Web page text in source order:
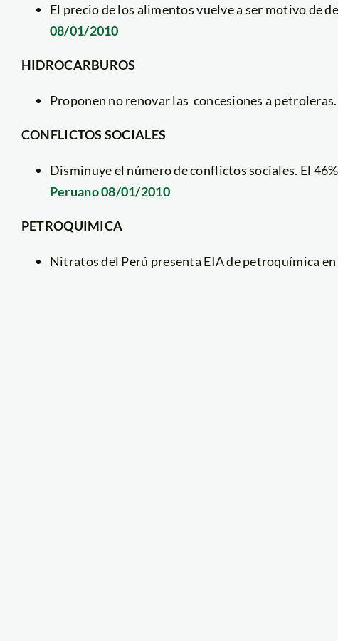
El precio de los alimentos vuelve a ser motivo de
08/01/2010
HIDROCARBUROS
Proponen no renovar las concesiones a petroleras.
CONFLICTOS SOCIALES
Disminuye el número de conflictos sociales. El
Peruano 08/01/2010
PETROQUIMICA
Nitratos del Perú presenta EIA de petroquímica en